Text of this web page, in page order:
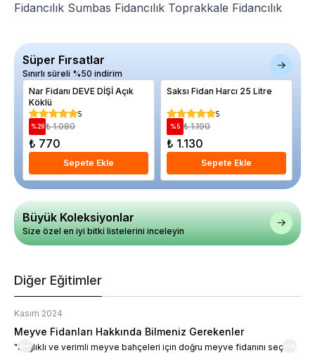
Fidancılık Sumbas Fidancılık Toprakkale Fidancılık
Süper Fırsatlar
Sınırlı süreli %50 indirim
Nar Fidanı DEVE DİŞİ Açık
Köklü
5
%29 ₺ 1.080
₺ 770
Sepete Ekle
Saksı Fidan Harcı 25 Litre
5
% 5 ₺ 1.190
₺ 1.130
Sepete Ekle
Büyük Koleksiyonlar
Size özel en iyi bitki listelerini inceleyin
Diğer Eğitimler
Kasım 2024
Meyve Fidanları Hakkında Bilmeniz Gerekenler
"Sağlıklı ve verimli meyve bahçeleri için doğru meyve fidanını seçin."